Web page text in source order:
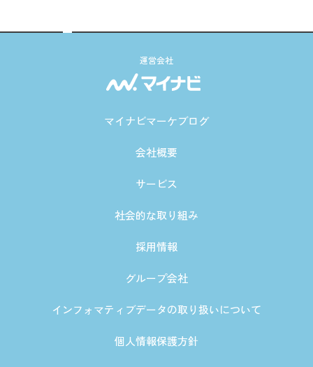
運営会社
マイナビマーケブログ
会社概要
サービス
社会的な取り組み
採用情報
グループ会社
インフォマティブデータの取り扱いについて
個人情報保護方針